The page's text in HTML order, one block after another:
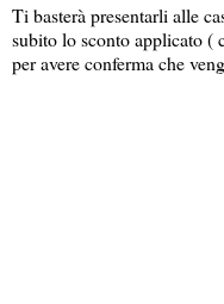
Ti basterà presentarli alle
subito lo sconto applicato (
per avere conferma che